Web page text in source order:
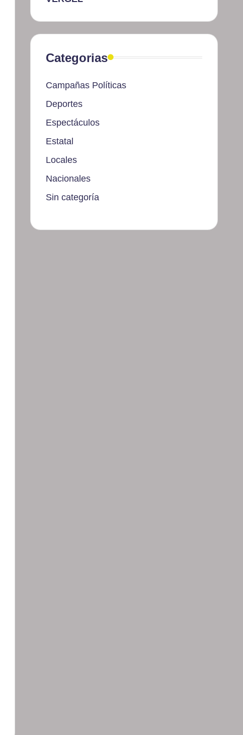
Categorias
Campañas Políticas
Deportes
Espectáculos
Estatal
Locales
Nacionales
Sin categoría